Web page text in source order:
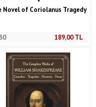
Novel of Coriolanus Tragedy
189,00TL